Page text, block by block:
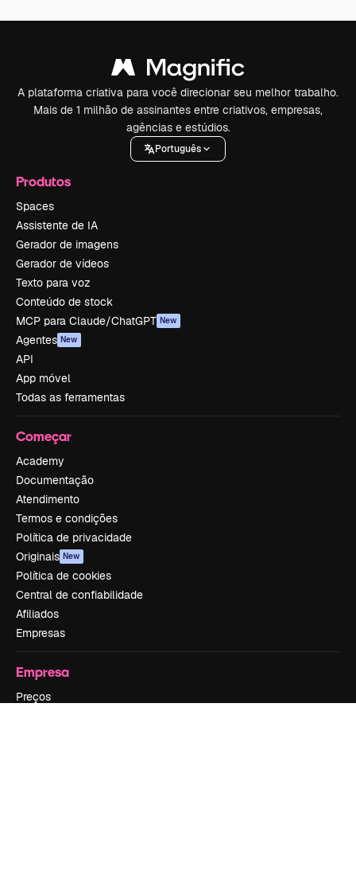
A plataforma criativa para você direcionar seu melhor trabalho.
Mais de 1 milhão de assinantes entre criativos, empresas,
agências e estúdios.
Português
Produtos
Spaces
Assistente de IA
Gerador de imagens
Gerador de vídeos
Texto para voz
Conteúdo de stock
MCP para Claude/ChatGPT New
Agentes New
API
App móvel
Todas as ferramentas
Começar
Academy
Documentação
Atendimento
Termos e condições
Política de privacidade
Originais New
Política de cookies
Central de confiabilidade
Afiliados
Empresas
Empresa
Preços